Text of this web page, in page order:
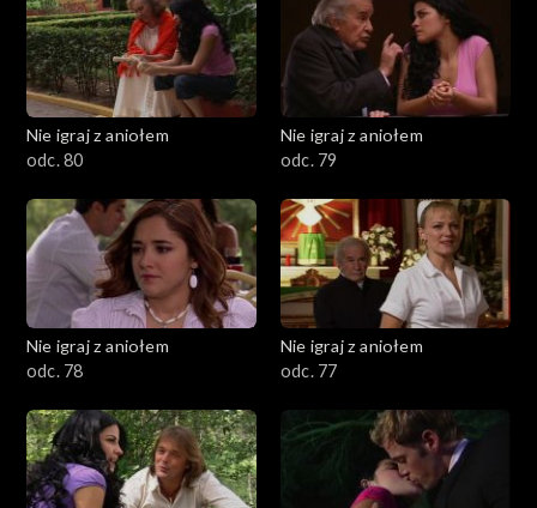
Nie igraj z aniołem
odc. 80
Nie igraj z aniołem
odc. 79
Nie igraj z aniołem
odc. 78
Nie igraj z aniołem
odc. 77